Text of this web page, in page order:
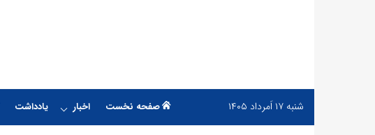
شنبه ۱۷ اَمرداد ۱۴۰۵ صفحه نخست اخبار یادداشت